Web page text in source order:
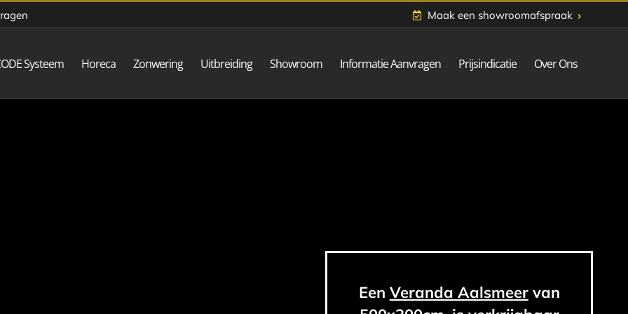
Maak een showroomafspraak ›
Systeem Horeca Zonwering Uitbreiding Showroom Informatie Aanvragen Prijsindicatie Over Ons
Een Veranda Aalsmeervan